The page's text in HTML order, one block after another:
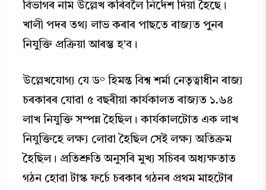
বিভাগৰ নাম উল্লেখ কৰিবলৈ নির্দেশ দিয়া হৈছে।
খালী পদৰ তথ্য লাভ কৰাৰ পাছতে ৰাজ্যত পুনৰ
নিযুক্তি প্ৰক্ৰিয়া আৰম্ভ হ'ব।
উল্লেখযোগ্য যে ড° হিমন্ত বিশ্ব শর্মা নেতৃত্বাধীন ৰাজ্য
চৰকাৰৰ যোৱা ৫ বছৰীয়া কাৰ্যকালত ৰাজ্যত ১.৬৪
লাখ নিযুক্তি সম্পন্ন হৈছিল। কার্যকালটোত এক লাখ
নিযুক্তিহে লক্ষ্য লোৱা হৈছিল সেই লক্ষ্য অতিক্রম
হৈছিল। প্ৰতিশ্রুতি অনুসৰি মুখ্য সচিবৰ অধ্যক্ষতাত
গঠন হোৱা টাস্ক ফৰ্চে চৰকাৰ গঠনৰ প্ৰথম মাহটোৰ